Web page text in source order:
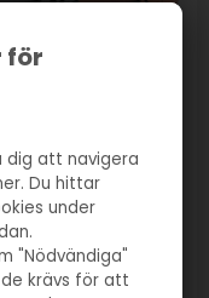
för
dig att navigera
Du hittar
under
"Nödvändiga"
krävs för att